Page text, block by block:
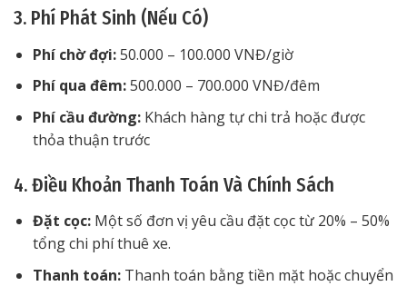
3. Phí Phát Sinh (Nếu Có)
Phí chờ đợi:50.000 – 100.000 VNĐ/giờ
Phí qua đêm:500.000 – 700.000 VNĐ/đêm
Phí cầu đường:Khách hàng tự chi trả hoặc được
thỏa thuận trước
4. Điều Khoản Thanh Toán Và Chính Sách
Đặt cọc:Một số đơn vị yêu cầu đặt cọc từ 20% – 50%
tổng chi phí thuê xe.
Thanh toán:Thanh toán bằng tiền mặt hoặc chuyển